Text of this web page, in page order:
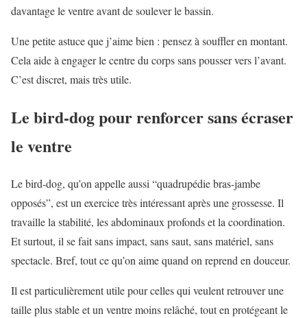
davantage le ventre avant de soulever le bassin.
Une petite astuce que j’aime bien : pensez à souffler en montant.
Cela aide à engager le centre du corps sans pousser vers l’avant.
C’est discret, mais très utile.
Le bird-dog pour renforcer sans écraser
le ventre
Le bird-dog, qu’on appelle aussi “quadrupédie bras-jambe
opposés”, est un exercice très intéressant après une grossesse. Il
travaille la stabilité, les abdominaux profonds et la coordination.
Et surtout, il se fait sans impact, sans saut, sans matériel, sans
spectacle. Bref, tout ce qu’on aime quand on reprend en douceur.
Il est particulièrement utile pour celles qui veulent retrouver une
taille plus stable et un ventre moins relâché, tout en protégeant le